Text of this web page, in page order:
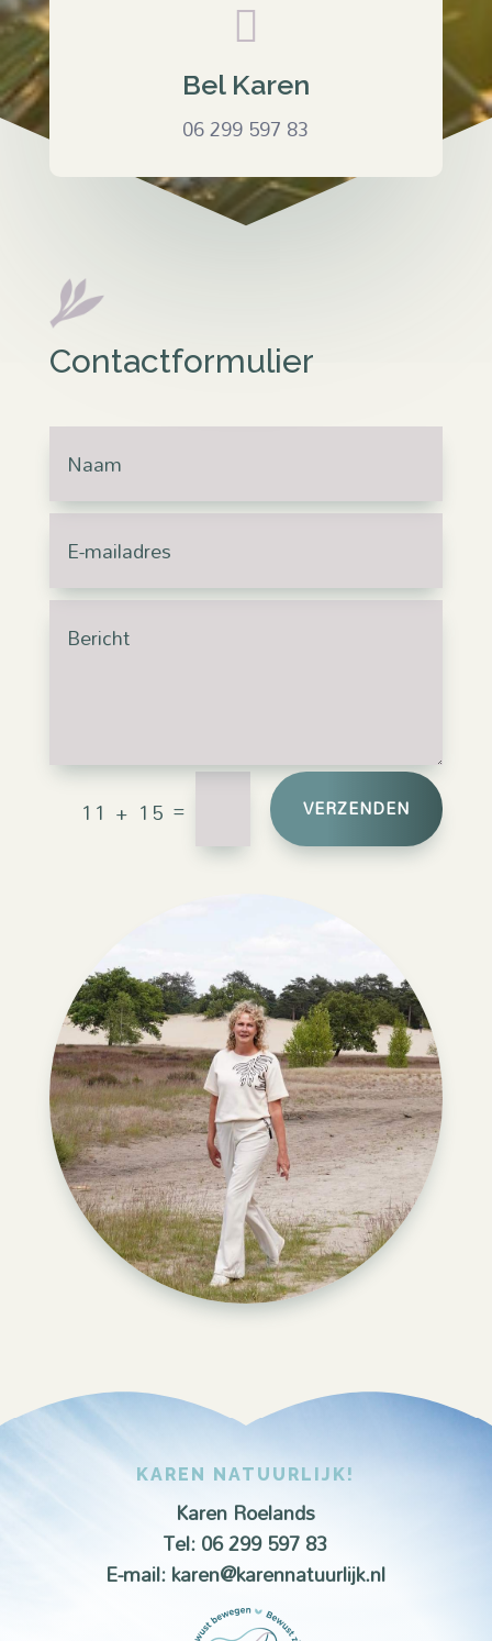

Bel Karen
06 299 597 83
Contactformulier
11 + 15 = VERZENDEN
KAREN NATUURLIJK!
Karen Roelands
Tel: 06 299 597 83
E-mail:karen@karennatuurlijk.nl